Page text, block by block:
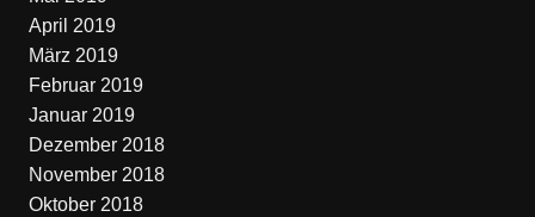
April 2019
März 2019
Februar 2019
Januar 2019
Dezember 2018
November 2018
Oktober 2018